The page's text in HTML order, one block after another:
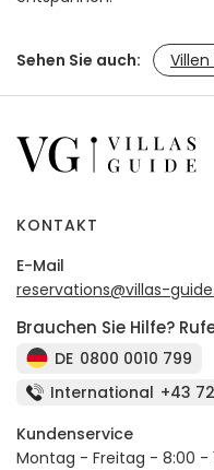
Sehen Sie auch:
KONTAKT
E-Mail
reservations@villas-
Brauchen Sie Hilfe?
DE 0800 0010 799
International +43
Kundenservice
Montag - Freitag - 8:00 -